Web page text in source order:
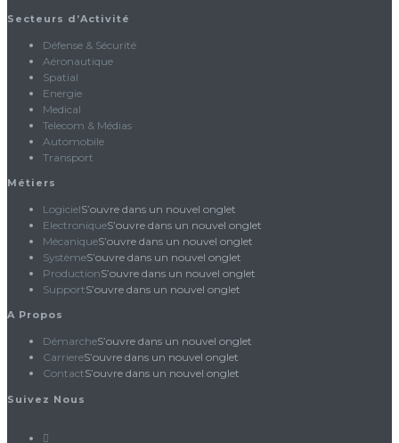
Secteurs d’Activité
Défense & Sécurité
Aéronautique
Spatial
Energie
Medical
Telecom & Médias
Automobile
Transport
Métiers
LogicielS’ouvre dans un nouvel onglet
ElectroniqueS’ouvre dans un nouvel onglet
MécaniqueS’ouvre dans un nouvel onglet
SystèmeS’ouvre dans un nouvel onglet
ProductionS’ouvre dans un nouvel onglet
SupportS’ouvre dans un nouvel onglet
A Propos
DémarcheS’ouvre dans un nouvel onglet
CarriereS’ouvre dans un nouvel onglet
ContactS’ouvre dans un nouvel onglet
Suivez Nous